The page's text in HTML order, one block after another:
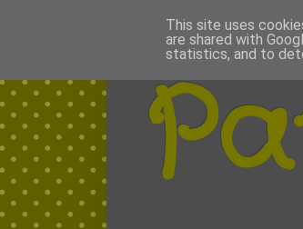
This site uses
are shared with
statistics, and to